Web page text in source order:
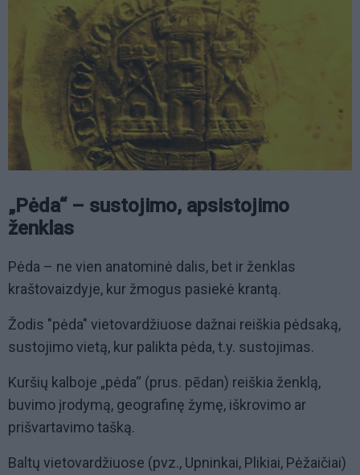
„Pėda“ – sustojimo, apsistojimo
ženklas
Pėda – ne vien anatominė dalis, bet ir ženklas
kraštovaizdyje, kur žmogus pasiekė krantą.
Žodis "pėda" vietovardžiuose dažnai reiškia pėdsaką,
sustojimo vietą, kur palikta pėda, t.y. sustojimas.
Kuršių kalboje „pėda“ (prus. pēdan) reiškia ženklą,
buvimo įrodymą, geografinę žymę, iškrovimo ar
prišvartavimo tašką.
Baltų vietovardžiuose (pvz., Upninkai, Plikiai, Pėžaičiai)